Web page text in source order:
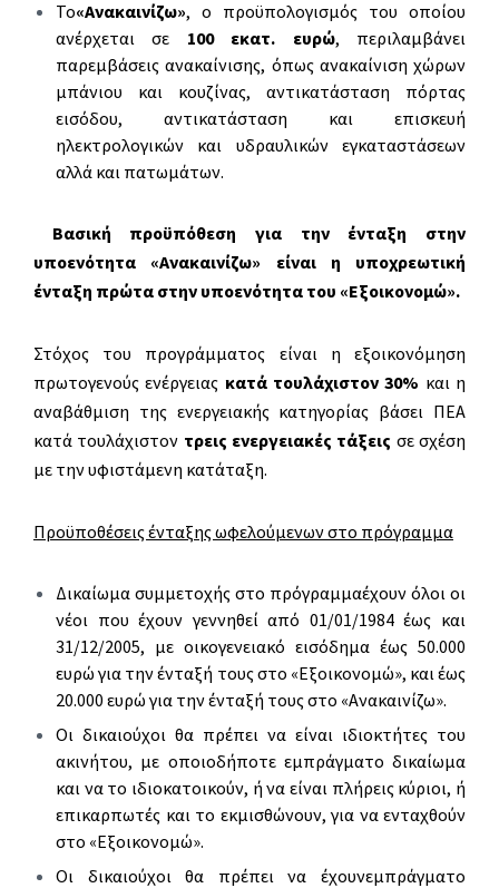
Το«Ανακαινίζω», ο προϋπολογισμός του οποίου
ανέρχεται σε 100 εκατ. ευρώ, περιλαμβάνει
παρεμβάσεις ανακαίνισης, όπως ανακαίνιση χώρων
μπάνιου και κουζίνας, αντικατάσταση πόρτας
εισόδου, αντικατάσταση και επισκευή
ηλεκτρολογικών και υδραυλικών εγκαταστάσεων
αλλά και πατωμάτων.
Βασική προϋπόθεση για την ένταξη στην
υποενότητα «Ανακαινίζω» είναι η υποχρεωτική
ένταξη πρώτα στην υποενότητα του «Εξοικονομώ».
Στόχος του προγράμματος είναι η εξοικονόμηση
πρωτογενούς ενέργειας κατά τουλάχιστον 30% και η
αναβάθμιση της ενεργειακής κατηγορίας βάσει ΠΕΑ
κατά τουλάχιστον τρεις ενεργειακές τάξεις σε σχέση
με την υφιστάμενη κατάταξη.
Προϋποθέσεις ένταξης ωφελούμενων στο πρόγραμμα
Δικαίωμα συμμετοχής στο πρόγραμμαέχουν όλοι οι
νέοι που έχουν γεννηθεί από 01/01/1984 έως και
31/12/2005, με οικογενειακό εισόδημα έως 50.000
ευρώ για την ένταξή τους στο «Εξοικονομώ», και έως
20.000 ευρώ για την ένταξή τους στο «Ανακαινίζω».
Οι δικαιούχοι θα πρέπει να είναι ιδιοκτήτες του
ακινήτου, με οποιοδήποτε εμπράγματο δικαίωμα
και να το ιδιοκατοικούν, ή να είναι πλήρεις κύριοι, ή
επικαρπωτές και το εκμισθώνουν, για να ενταχθούν
στο «Εξοικονομώ».
Οι δικαιούχοι θα πρέπει να έχουνεμπράγματο